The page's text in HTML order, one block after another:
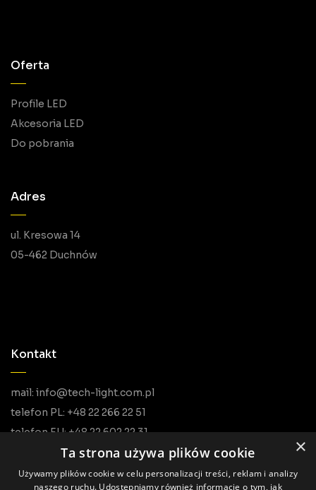
Oferta
Profile LED
Akcesoria LED
Do pobrania
Adres
ul. Kresowa 14
05-462 Duchnów
Kontakt
mail: info@tech-light.com.pl
telefon PL: +48 22 266 22 51
telefon EU: +48 22 602 22 31
×
Ta strona używa plików cookie
Używamy plików cookie w celu personalizacji treści, reklam i analizy
naszego ruchu. Udostępniamy również informacje o tym, jak